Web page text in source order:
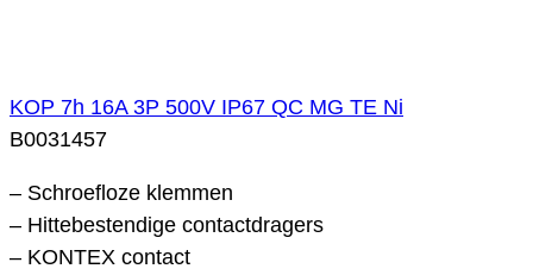
KOP 7h 16A 3P 500V IP67 QC MG TE Ni
B0031457
– Schroefloze klemmen
– Hittebestendige contactdragers
– KONTEX contact